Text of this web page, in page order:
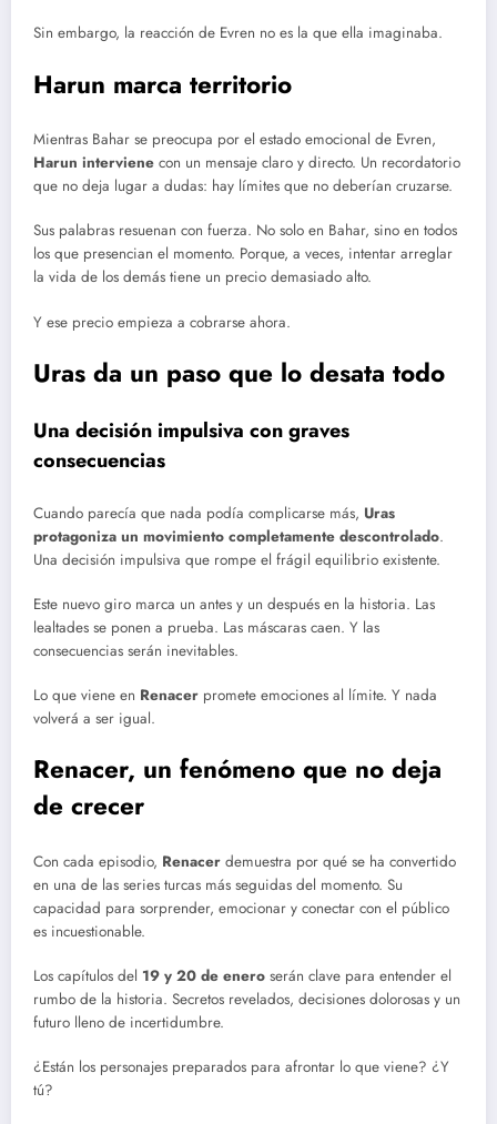
Sin embargo, la reacción de Evren no es la que ella imaginaba.
Harun marca territorio
Mientras Bahar se preocupa por el estado emocional de Evren,
Harun interviene con un mensaje claro y directo. Un recordatorio
que no deja lugar a dudas: hay límites que no deberían cruzarse.
Sus palabras resuenan con fuerza. No solo en Bahar, sino en todos
los que presencian el momento. Porque, a veces, intentar arreglar
la vida de los demás tiene un precio demasiado alto.
Y ese precio empieza a cobrarse ahora.
Uras da un paso que lo desata todo
Una decisión impulsiva con graves
consecuencias
Cuando parecía que nada podía complicarse más, Uras
protagoniza un movimiento completamente descontrolado.
Una decisión impulsiva que rompe el frágil equilibrio existente.
Este nuevo giro marca un antes y un después en la historia. Las
lealtades se ponen a prueba. Las máscaras caen. Y las
consecuencias serán inevitables.
Lo que viene en Renacer promete emociones al límite. Y nada
volverá a ser igual.
Renacer, un fenómeno que no deja
de crecer
Con cada episodio, Renacer demuestra por qué se ha convertido
en una de las series turcas más seguidas del momento. Su
capacidad para sorprender, emocionar y conectar con el público
es incuestionable.
Los capítulos del 19 y 20 de enero serán clave para entender el
rumbo de la historia. Secretos revelados, decisiones dolorosas y un
futuro lleno de incertidumbre.
¿Están los personajes preparados para afrontar lo que viene? ¿Y
tú?